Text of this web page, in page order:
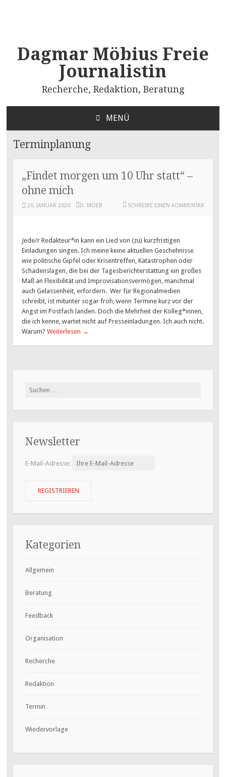
Dagmar Möbius Freie
Journalistin
Recherche, Redaktion, Beratung
MENÜ
SPRINGEN
Terminplanung
„Findet morgen um 10 Uhr statt“ –
ohne mich
20. JANUAR 2020 D. MOEB SCHREIBE EINEN KOMMENTAR
Jede/r Redakteur*in kann ein Lied von (zu) kurzfristigen
Einladungen singen. Ich meine keine aktuellen Geschehnisse
wie politische Gipfel oder Krisentreffen, Katastrophen oder
Schadenslagen, die bei der Tagesberichterstattung ein großes
Maß an Flexibilität und Improvisationsvermögen, manchmal
auch Gelassenheit, erfordern. Wer für Regionalmedien
schreibt, ist mitunter sogar froh, wenn Termine kurz vor der
Angst im Postfach landen. Doch die Mehrheit der Kolleg*innen,
die ich kenne, wartet nicht auf Presseinladungen. Ich auch nicht.
Warum?Weiterlesen →
Suchen
Newsletter
E-Mail-Adresse:
Kategorien
Allgemein
Beratung
Feedback
Organisation
Recherche
Redaktion
Termin
Wiedervorlage